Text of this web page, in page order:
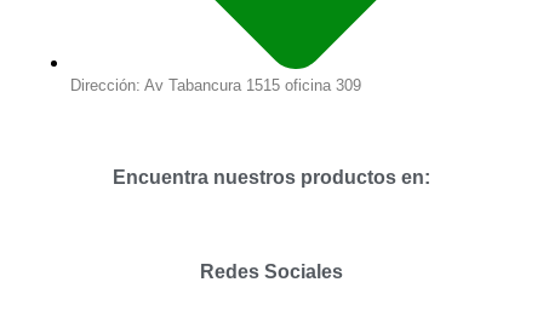
Dirección: Av Tabancura 1515 oficina 309
Encuentra nuestros productos en:
Redes Sociales